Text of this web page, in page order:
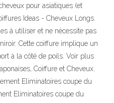
pour asiatiques (et
Ideas - Cheveux Longs.
à utiliser et ne nécessite pas
Cette coiffure implique un
à la côté de poils. Voir plus
Coiffure et Cheveux.
Eliminatoires coupe du
Eliminatoires coupe du